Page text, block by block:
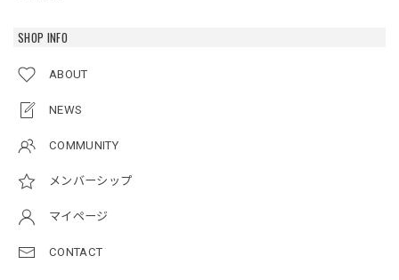
SHOP INFO
ABOUT
NEWS
COMMUNITY
メンバーシップ
マイページ
CONTACT